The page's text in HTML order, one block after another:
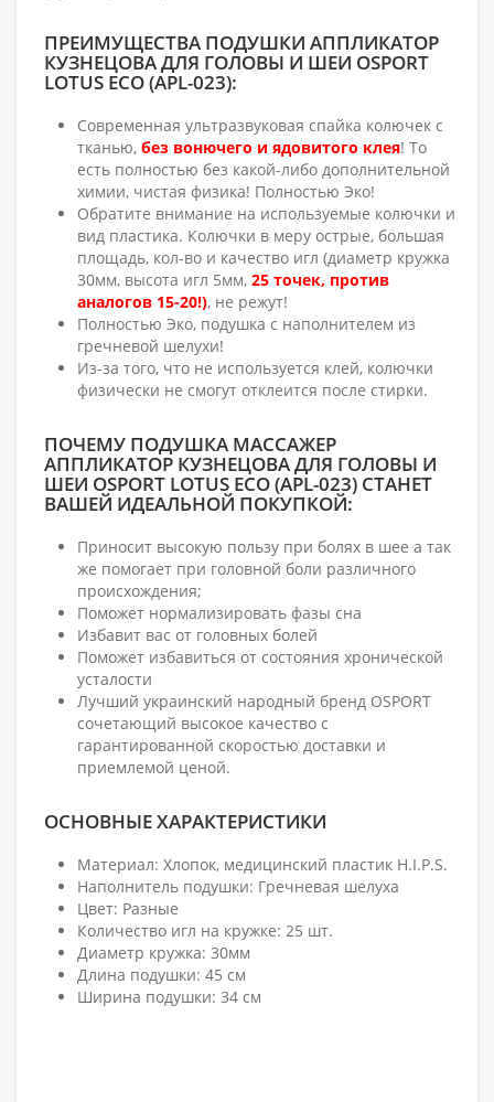
ПРЕИМУЩЕСТВА ПОДУШКИ АППЛИКАТОР
КУЗНЕЦОВА ДЛЯ ГОЛОВЫ И ШЕИ OSPORT
LOTUS ECO (APL-023):
Современная ультразвуковая спайка колючек с
тканью, без вонючего и ядовитого клея! То
есть полностью без какой-либо дополнительной
химии, чистая физика! Полностью Эко!
Обратите внимание на используемые колючки и
вид пластика. Колючки в меру острые, большая
площадь, кол-во и качество игл (диаметр кружка
30мм, высота игл 5мм, 25 точек, против
аналогов 15-20!), не режут!
Полностью Эко, подушка с наполнителем из
гречневой шелухи!
Из-за того, что не используется клей, колючки
физически не смогут отклеится после стирки.
ПОЧЕМУ ПОДУШКА МАССАЖЕР
АППЛИКАТОР КУЗНЕЦОВА ДЛЯ ГОЛОВЫ И
ШЕИ OSPORT LOTUS ECO (APL-023) СТАНЕТ
ВАШЕЙ ИДЕАЛЬНОЙ ПОКУПКОЙ:
Приносит высокую пользу при болях в шее а так
же помогает при головной боли различного
происхождения;
Поможет нормализировать фазы сна
Избавит вас от головных болей
Поможет избавиться от состояния хронической
усталости
Лучший украинский народный бренд OSPORT
сочетающий высокое качество с
гарантированной скоростью доставки и
приемлемой ценой.
ОСНОВНЫЕ ХАРАКТЕРИСТИКИ
Материал: Хлопок, медицинский пластик H.I.P.S.
Наполнитель подушки: Гречневая шелуха
Цвет: Разные
Количество игл на кружке: 25 шт.
Диаметр кружка: 30мм
Длина подушки: 45 см
Ширина подушки: 34 см